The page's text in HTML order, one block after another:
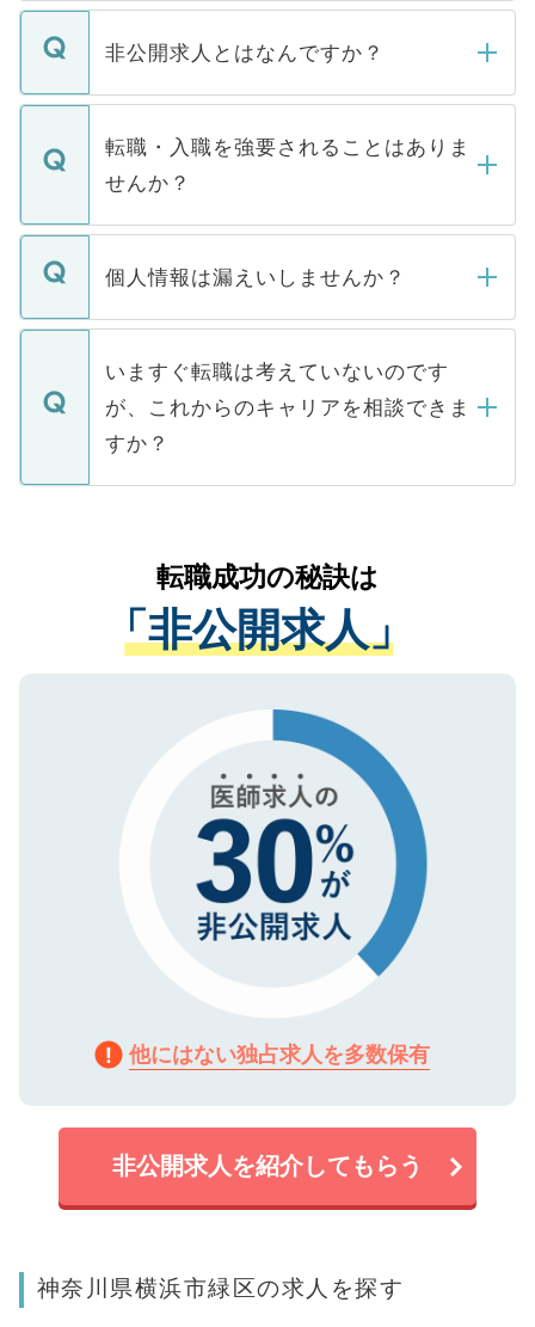
ご登録いただきましたら、弊社担当者がご
登録内容を確認し、その後メールもしくは
ます。通常、5営業日以内にはご連絡をせて
いただきますので、しばらくお待ちくださ
非公開求人とはなんですか？
マイナビDOCTORで取り扱っている求人の
うち約3割は、Webサイトからご覧いただ
けない「非公開求人」です。非公開求人は
下記の理由によって、一般には公開してい
ません。
■応募殺到を避けるため 人気のある医療機
関を公にしてしまうと、応募が殺到する場
に、医療機関が求める条件に合った人材の
みを人材紹介会社に依頼するケースが増え
ています。
転職・入職を強要されることはありま
せんか？
転職・入職を強要することは一切ありませ
ん。また、仮に応募先から内定をいただい
定を承諾する必要はありません。内定先へ
の辞退の連絡はキャリアパートナーが行い
個人情報は漏えいしませんか？
個人情報が漏えいすることはありませんの
で、ご安心ください。当サイトからの登録
などで収集したご登録者様の個人情報は、
ご本人のキャリアアップおよび転職活動の
支援を目的に使用いたします。お預かりし
ているすべての個人データはご本人の許可
は、個人情報の取り扱いについての厳密な
管理基準を満たした事業者のみに付与され
る、プライバシーマークを取得済みです。
で、機密保持に関してもご安心ください。
いますぐ転職は考えていないのです
が、これからのキャリアを相談できま
すか？
かがいして、現在の医療機関の状況や紹介
経験をまじえながら、適切なアドバイスを
させていただきます。すぐにご転職をされ
ない方には、長期的なサポートが可能です
ので、まずはご登録ください。
転職成功の秘訣は
「非公開求人」
他にはない独占求人を多数保有
非公開求人を紹介してもらう
神奈川県横浜市緑区の求人を探す